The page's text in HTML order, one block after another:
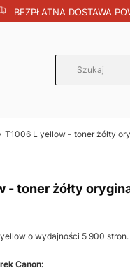
BEZPŁATNA DOSTAWA
T1006 L yellow - toner żółty
- toner żółty
o wydajności 5 900 stron.
Canon: